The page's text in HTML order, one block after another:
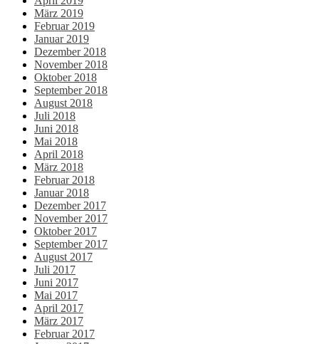
März 2019
Februar 2019
Januar 2019
Dezember 2018
November 2018
Oktober 2018
September 2018
August 2018
Juli 2018
Juni 2018
Mai 2018
April 2018
März 2018
Februar 2018
Januar 2018
Dezember 2017
November 2017
Oktober 2017
September 2017
August 2017
Juli 2017
Juni 2017
Mai 2017
April 2017
März 2017
Februar 2017